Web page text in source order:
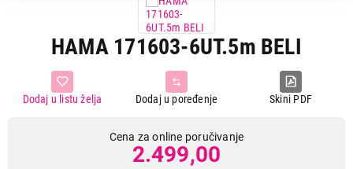
HAMA 171603-6UT.5m BELI
Skini PDF
Dodaj u poređenje
Dodaj u listu želja
Cena za online poručivanje
2.499,00